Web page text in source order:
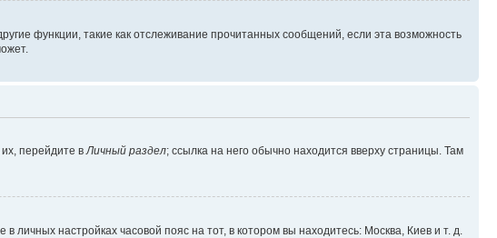
функции, такие как отслеживание прочитанных сообщений, если эта возможность
перейдите вЛичный раздел; ссылка на него обычно находится вверху страницы. Там
личных настройках часовой пояс на тот, в котором вы находитесь: Москва, Киев и т. д.